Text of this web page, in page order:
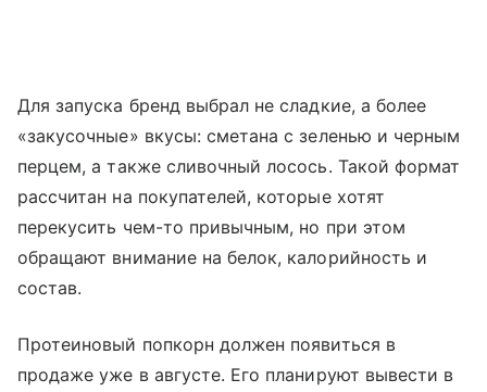
Для запуска бренд выбрал не сладкие, а более
«закусочные» вкусы: сметана с зеленью и черным
перцем, а также сливочный лосось. Такой формат
рассчитан на покупателей, которые хотят
перекусить чем-то привычным, но при этом
обращают внимание на белок, калорийность и
состав.
Протеиновый попкорн должен появиться в
продаже уже в августе. Его планируют вывести в